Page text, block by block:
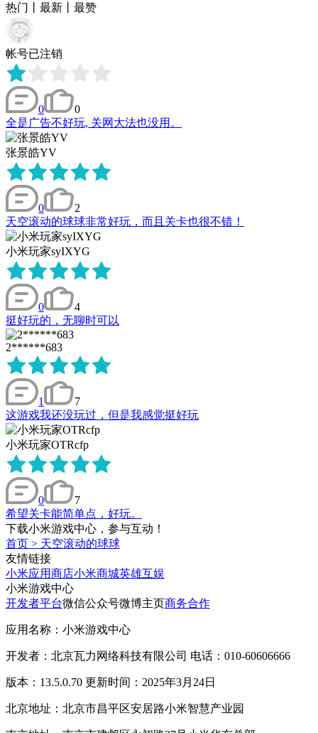
热门
最新 最赞
帐号已注销
0
0
全是广告不好玩, 关网大法也没用。
张景皓YV
0
2
天空滚动的球球非常好玩，而且关卡也很不错！
小米玩家syIXYG
0
4
挺好玩的，无聊时可以
2******683
1
7
这游戏我还没玩过，但是我感觉挺好玩
小米玩家OTRcfp
0
7
希望关卡能简单点，好玩。
下载小米游戏中心，参与互动！
首页 > 天空滚动的球球
友情链接
小米应用商店小米商城英雄互娱
小米游戏中心
开发者平台微信公众号微博主页商务合作
应用名称：小米游戏中心
开发者：北京瓦力网络科技有限公司 电话：010-60606666
版本：13.5.0.70 更新时间：2025年3月24日
北京地址：北京市昌平区安居路小米智慧产业园